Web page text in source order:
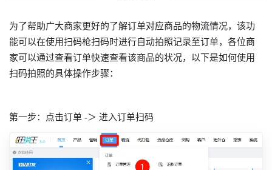
为了帮助广大商家更好的了解订单对应商品的物流情况，该功
能可以在使用扫码枪扫码时进行自动拍照记录至订单，各位商
家可以通过查看订单快速查看该商品的状况，以下是如何使用
扫码拍照的具体操作步骤：
第一步：点击订单 -＞ 进入订单扫码